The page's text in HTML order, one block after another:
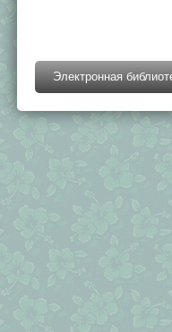
Электронная